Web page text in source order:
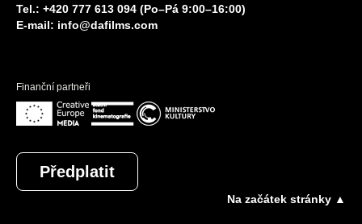
Tel.: +420 777 613 094 (Po–Pá 9:00–16:00)
E-mail: info@dafilms.com
Finanční partneři
Předplatit
Na začátek stránky ▲